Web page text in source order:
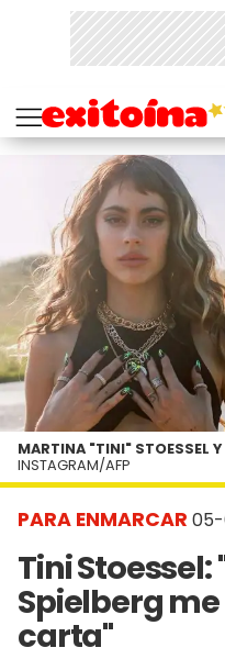
PARA ENMARCAR 05-
Tini Stoessel:
Spielberg
carta"
MARTINA "TINI" STOESSEL Y
INSTAGRAM/AFP